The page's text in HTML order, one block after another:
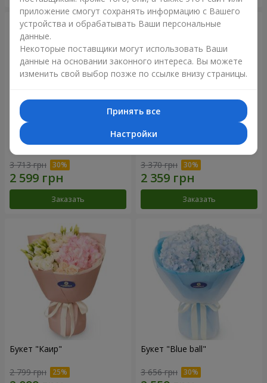
Букет "Magic Fleur"
3 713 грн
Заказать
Букет "Лавандовое небо"
3 370 грн
Заказать
Букет "Каир"
2 799 грн
Букет "Blue ball"
3 656 грн
приложение смогут сохранять информацию с Вашего
устройства и обрабатывать Ваши персональные
данные.
Некоторые поставщики могут использовать Ваши
данные на основании законного интереса. Вы можете
изменить свой выбор позже по ссылке внизу страницы.
Принять все
Настройки